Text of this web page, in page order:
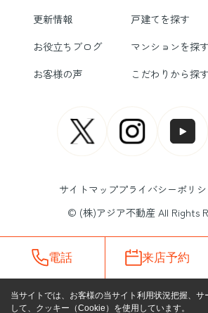
更新情報
戸建てを探す
お役立ちブログ
マンションを探す
お客様の声
こだわりから探す
サイトマッププライバシーポリシ
© (株)アジア不動産 All Rights
電話 来店予約
当サイトでは、お客様の当サイト利用状況把握、サ
して、クッキー（Cookie）を使用しています。